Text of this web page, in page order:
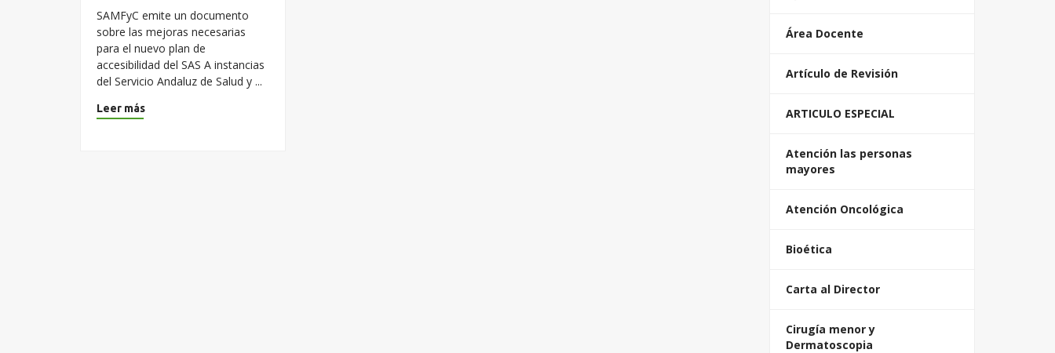
SAMFyC emite un documento
sobre las mejoras necesarias
para el nuevo plan de
accesibilidad del SAS A instancias
del Servicio Andaluz de Salud y ...
Leer más
Área Docente
Artículo de Revisión
ARTICULO ESPECIAL
Atención las personas
mayores
Atención Oncológica
Bioética
Carta al Director
Cirugía menor y
Dermatoscopia